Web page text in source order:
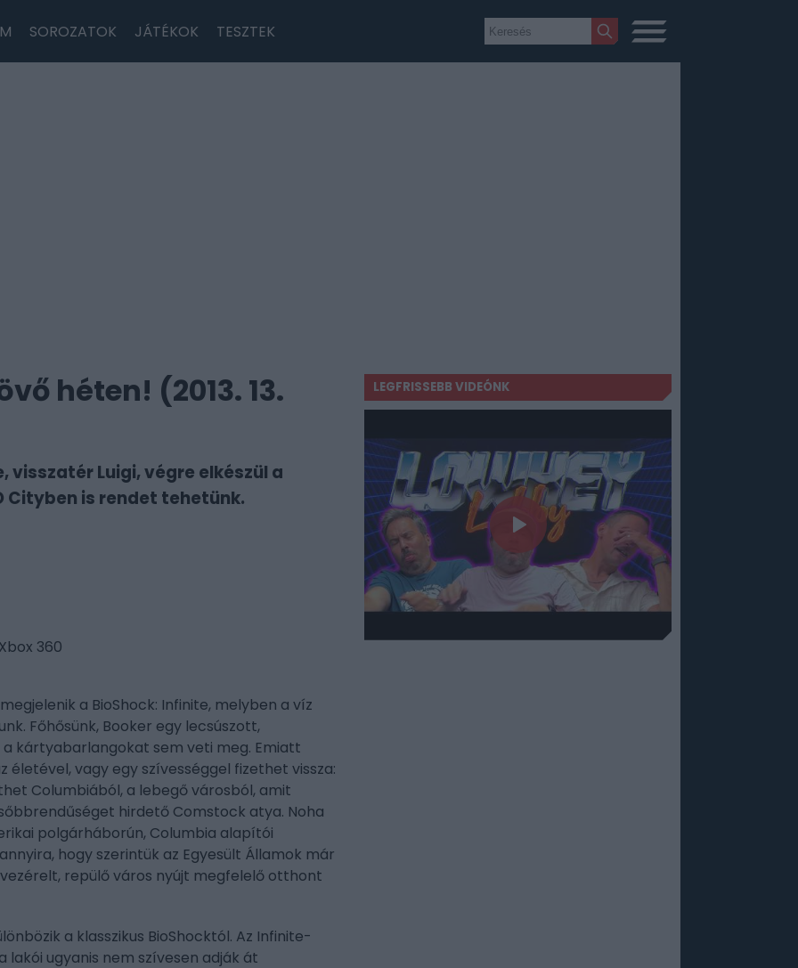
SOROZATOK JÁTÉKOK TESZTEK
héten! (2013. 13.
visszatér Luigi, végre elkészül a
Cityben is rendet tehetünk.
360
a BioShock: Infinite, melyben a víz
Főhősünk, Booker egy lecsúszott,
kártyabarlangokat sem veti meg. Emiatt
vagy egy szívességgel fizethet vissza:
Columbiából, a lebegő városból, amit
hirdető Comstock atya. Noha
polgárháborún, Columbia alapítói
hogy szerintük az Egyesült Államok már
repülő város nyújt megfelelő otthont
a klasszikus BioShocktól. Az Infinite-
lakói ugyanis nem szívesen adják át
LEGFRISSEBB VIDEÓNK